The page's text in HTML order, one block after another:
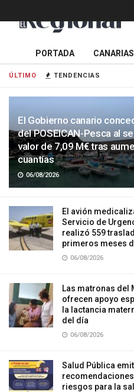
ÚLTIMO TENDENCIAS
El Gobierno canario
del POSEICAN-Pesca al
valor de 7,09 M€ tras
cuantías
06/08/2026
El avión
Servicio de
realizó 559
primeros meses
06/08/2026
Las matronas del
ofrecen apoyo
la lactancia
del día
06/08/2026
Salud Pública
riesgos para la
PORTADA CANARIAS